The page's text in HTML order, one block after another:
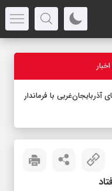
با فرماندار